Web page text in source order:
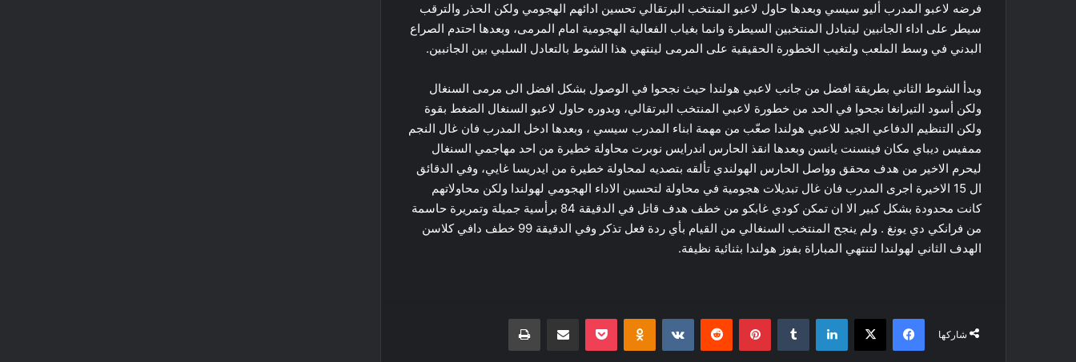
فرضه لاعبو المدرب أليو سيسي وبعدها حاول لاعبو المنتخب البرتقالي تحسين ادائهم الهجومي ولكن الحذر والترقب
سيطر على اداء الجانبين ليتبادل المنتخبين السيطرة وانما بغياب الفعالية الهجومية امام المرمى، وبعدها احتدم الصراع
البدني في وسط الملعب ولتغيب الخطورة الحقيقية على المرمى لينتهي هذا الشوط بالتعادل السلبي بين الجانبين.
وبدأ الشوط الثاني بطريقة افضل من جانب لاعبي هولندا حيث نجحوا في الوصول بشكل افضل الى مرمى السنغال
ولكن أسود التيرانغا نجحوا في الحد من خطورة لاعبي المنتخب البرتقالي، وبدوره حاول لاعبو السنغال الضغط بقوة
ولكن التنظيم الدفاعي الجيد للاعبي هولندا صعّب من مهمة ابناء المدرب سيسي ، وبعدها ادخل المدرب فان غال النجم
ممفيس ديباي مكان فينسنت يانسن وبعدها انقذ الحارس اندرايس نوبرت محاولة خطيرة من احد مهاجمي السنغال
ليحرم الاخير من هدف محقق وواصل الحارس الهولندي تألقه بتصديه لمحاولة خطيرة من ايدريسا غايي، وفي الدقائق
ال 15 الاخيرة اجرى المدرب فان غال تبديلات هجومية في محاولة لتحسين الاداء الهجومي لهولندا ولكن محاولاتهم
كانت محدودة بشكل كبير الا ان تمكن كودي غابكو من خطف هدف قاتل في الدقيقة 84 برأسية جميلة وتمريرة حاسمة
من فرانكي دي يونغ . ولم ينجح المنتخب السنغالي من القيام بأي ردة فعل تذكر وفي الدقيقة 99 خطف دافي كلاسن
الهدف الثاني لهولندا لتنتهي المباراة بفوز هولندا بثنائية نظيفة.
شاركها
فيسبوك ‫X لينكدإن بينتيريست Odnoklassniki
‫Pocket مشاركة عبر البريد طباعة